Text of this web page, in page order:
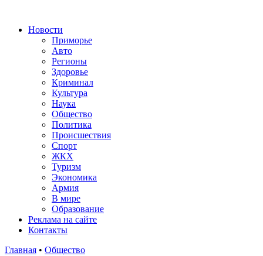
Новости
Приморье
Авто
Регионы
Здоровье
Криминал
Культура
Наука
Общество
Политика
Происшествия
Спорт
ЖКХ
Туризм
Экономика
Армия
В мире
Образование
Реклама на сайте
Контакты
Главная • Общество